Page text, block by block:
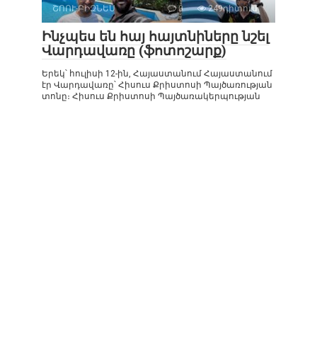
ՇՈՈՒ-ԲԻԶՆԵՍ 0 249դիտում
Ինչպես են հայ հայտնիները նշել
Վարդավառը (ֆոտոշարք)
Երեկ՝ հուլիսի 12-ին, Հայաստանում Հայաստանում
էր Վարդավառը՝ Հիսուս Քրիստոսի Պայծառության
տոնը։ Հիսուս Քրիստոսի Պայծառակերպության